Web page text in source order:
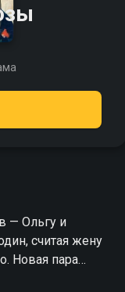
— Ольгу и
считая жену
Новая пара
Виктор